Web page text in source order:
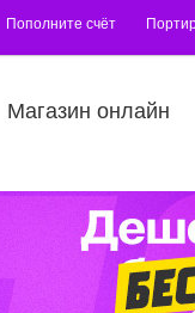
Пополните счёт
Магазин онлайн